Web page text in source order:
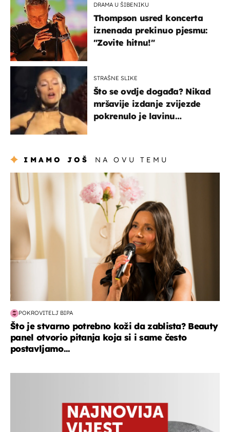
DRAMA U ŠIBENIKU
Thompson usred koncerta
iznenada prekinuo pjesmu:
"Zovite hitnu!"
STRAŠNE SLIKE
Što se ovdje događa? Nikad
mršavije izdanje zvijezde
pokrenulo je lavinu
IMAMO JOŠ NA OVU TEMU
moda & ljepota
POKROVITELJ BIPA
Što je stvarno potrebno koži da zablista? Beauty
panel otvorio pitanja koja si i same često
postavljamo...